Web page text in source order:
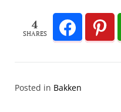
4
SHARES
Posted in Bakken